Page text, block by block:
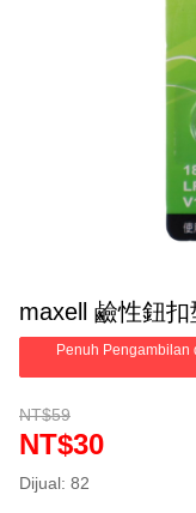
maxell 鹼性鈕
Penuh Pengambilan
NT$59
NT$30
Dijual: 82